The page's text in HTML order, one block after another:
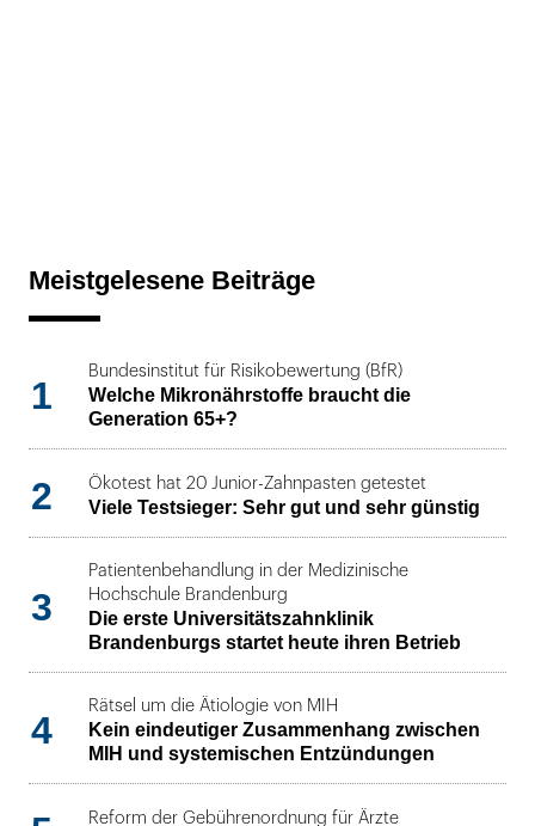
Meistgelesene Beiträge
1
Bundesinstitut für Risikobewertung (BfR)
Welche Mikronährstoffe braucht die
Generation 65+?
2 Ökotest hat 20 Junior-Zahnpasten getestet
Viele Testsieger: Sehr gut und sehr günstig
3
Patientenbehandlung in der Medizinische
Hochschule Brandenburg
Die erste Universitätszahnklinik
Brandenburgs startet heute ihren Betrieb
4
Rätsel um die Ätiologie von MIH
Kein eindeutiger Zusammenhang zwischen
MIH und systemischen Entzündungen
Reform der Gebührenordnung für Ärzte